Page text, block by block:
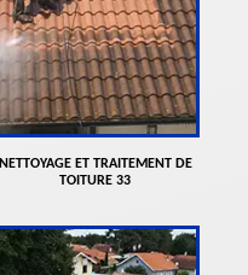
NETTOYAGE ET TRAITEMENT DE
TOITURE 33